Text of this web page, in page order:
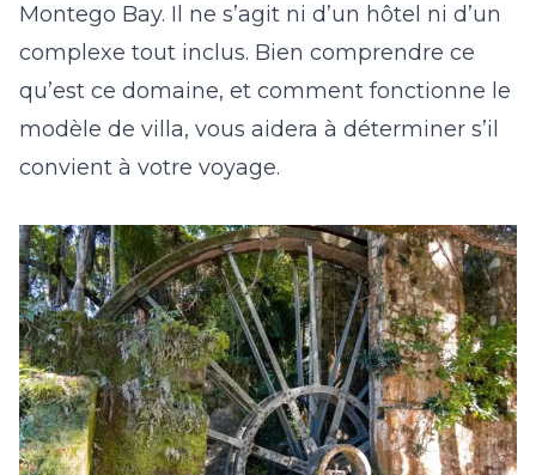
Montego Bay. Il ne s’agit ni d’un hôtel ni d’un
complexe tout inclus. Bien comprendre ce
qu’est ce domaine, et comment fonctionne le
modèle de villa, vous aidera à déterminer s’il
convient à votre voyage.